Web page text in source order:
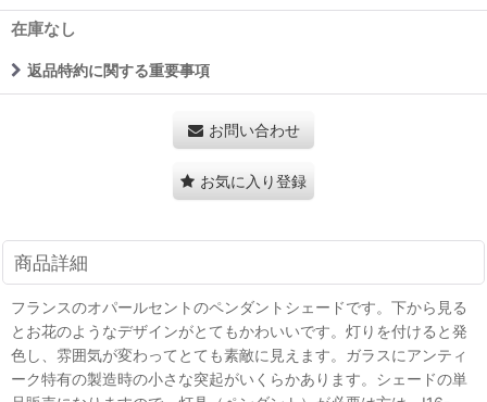
在庫なし
返品特約に関する重要事項
お問い合わせ
お気に入り登録
商品詳細
フランスのオパールセントのペンダントシェードです。下から見る
とお花のようなデザインがとてもかわいいです。灯りを付けると発
色し、雰囲気が変わってとても素敵に見えます。ガラスにアンティ
ーク特有の製造時の小さな突起がいくらかあります。シェードの単